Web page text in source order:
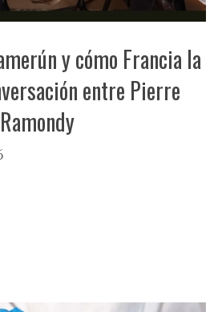
y cómo Francia la
entre Pierre